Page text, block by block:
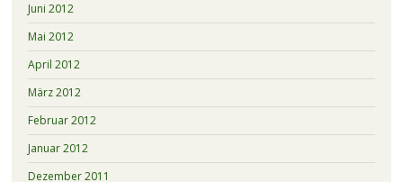
Juni 2012
Mai 2012
April 2012
März 2012
Februar 2012
Januar 2012
Dezember 2011